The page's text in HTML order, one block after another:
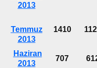
2013
Temmuz
2013
1410
Haziran
2013
707